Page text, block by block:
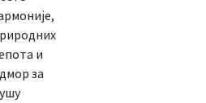
и
за